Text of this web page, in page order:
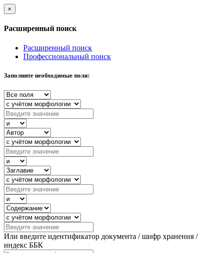
×
Расширенный поиск
Расширенный поиск
Профессиональный поиск
Заполните необходимые поля:
Или введите идентификатор документа / шифр хранения /
индекс ББК